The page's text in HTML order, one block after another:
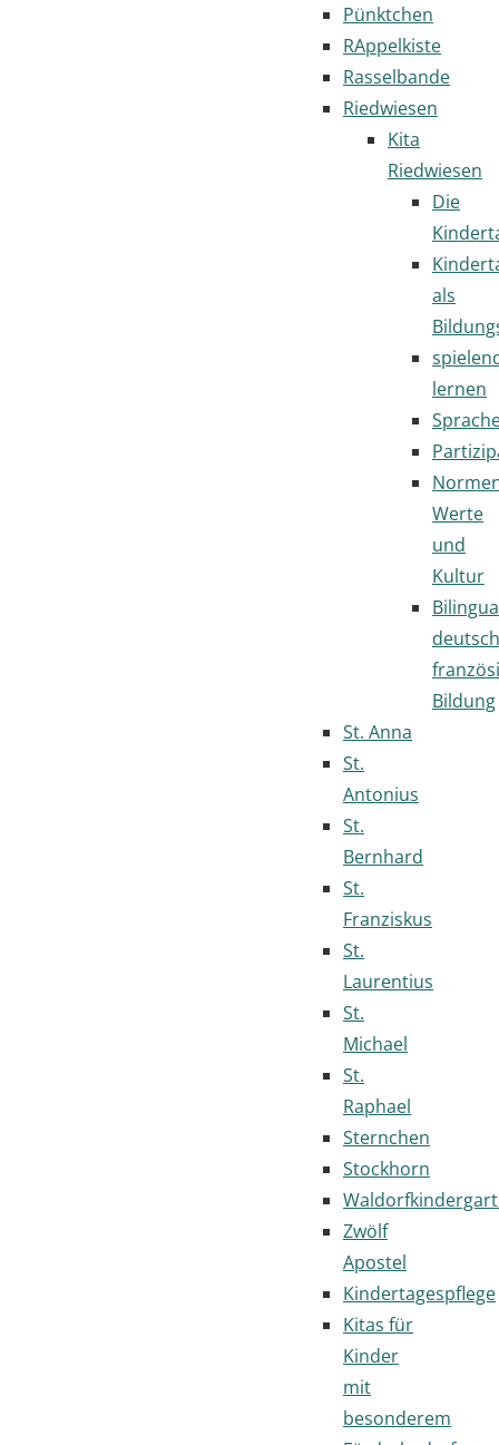
Pünktchen
RAppelkiste
Rasselbande
Riedwiesen
Kita
Riedwiesen
Die
als
lernen
Werte
und
Kultur
deutsch
Bildung
St. Anna
St.
Antonius
St.
Bernhard
St.
Franziskus
St.
Laurentius
St.
Michael
St.
Raphael
Sternchen
Stockhorn
Zwölf
Apostel
Kindertagespflege
Kitas für
Kinder
mit
besonderem